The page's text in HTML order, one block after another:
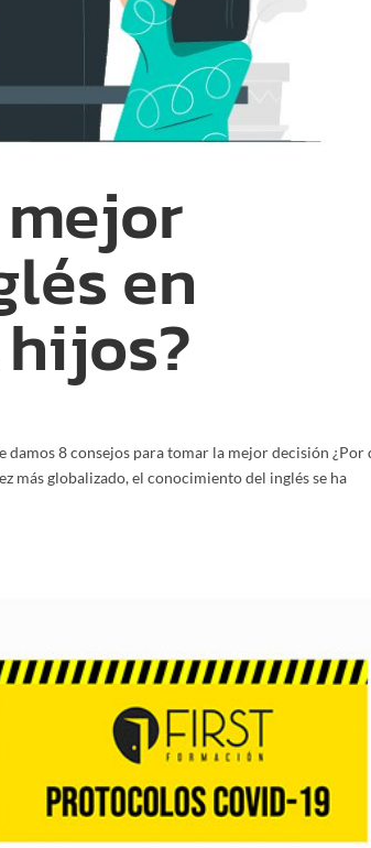
en
damos 8 consejos para tomar la mejor decisión ¿Por
más globalizado, el conocimiento del inglés se ha